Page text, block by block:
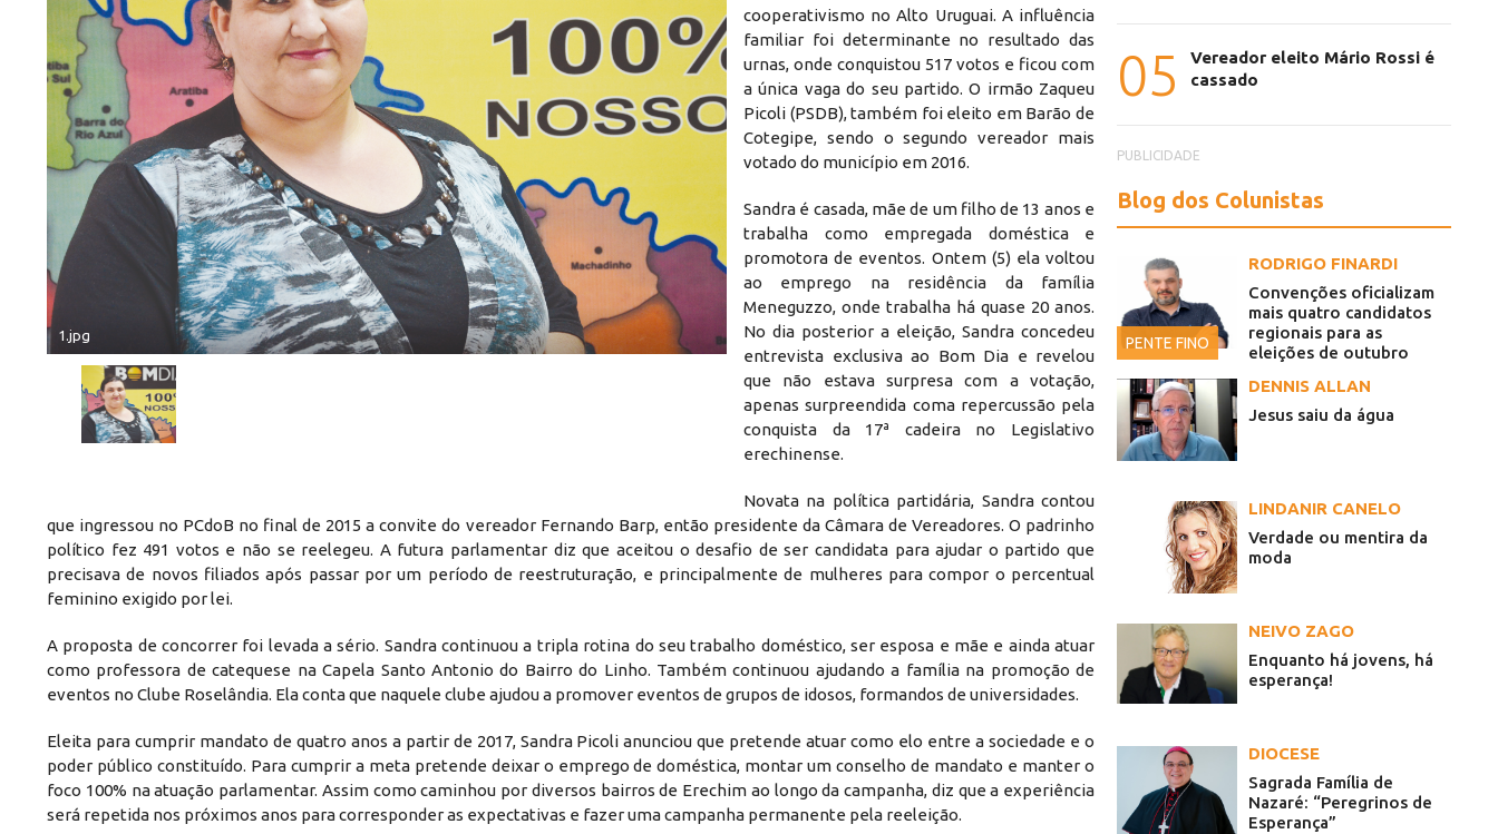
1.jpg
cooperativismo no Alto Uruguai. A influência
familiar foi determinante no resultado das
urnas, onde conquistou 517 votos e ficou com
a única vaga do seu partido. O irmão Zaqueu
Picoli (PSDB), também foi eleito em Barão de
Cotegipe, sendo o segundo vereador mais
votado do município em 2016.
Sandra é casada, mãe de um filho de 13 anos e
trabalha como empregada doméstica e
promotora de eventos. Ontem (5) ela voltou
ao emprego na residência da família
Meneguzzo, onde trabalha há quase 20 anos.
No dia posterior a eleição, Sandra concedeu
entrevista exclusiva ao Bom Dia e revelou
que não estava surpresa com a votação,
apenas surpreendida coma repercussão pela
conquista da 17ª cadeira no Legislativo
erechinense.
Novata na política partidária, Sandra contou
que ingressou no PCdoB no final de 2015 a convite do vereador Fernando Barp, então presidente da Câmara de Vereadores. O padrinho
político fez 491 votos e não se reelegeu. A futura parlamentar diz que aceitou o desafio de ser candidata para ajudar o partido que
precisava de novos filiados após passar por um período de reestruturação, e principalmente de mulheres para compor o percentual
feminino exigido por lei.
A proposta de concorrer foi levada a sério. Sandra continuou a tripla rotina do seu trabalho doméstico, ser esposa e mãe e ainda atuar
como professora de catequese na Capela Santo Antonio do Bairro do Linho. Também continuou ajudando a família na promoção de
eventos no Clube Roselândia. Ela conta que naquele clube ajudou a promover eventos de grupos de idosos, formandos de universidades.
Eleita para cumprir mandato de quatro anos a partir de 2017, Sandra Picoli anunciou que pretende atuar como elo entre a sociedade e o
poder público constituído. Para cumprir a meta pretende deixar o emprego de doméstica, montar um conselho de mandato e manter o
foco 100% na atuação parlamentar. Assim como caminhou por diversos bairros de Erechim ao longo da campanha, diz que a experiência
será repetida nos próximos anos para corresponder as expectativas e fazer uma campanha permanente pela reeleição.
05
Vereador eleito Mário Rossi é
cassado
PUBLICIDADE
Blog dos Colunistas
PENTE FINO
RODRIGO FINARDI
Convenções oficializam
mais quatro candidatos
regionais para as
eleições de outubro
DENNIS ALLAN
Jesus saiu da água
LINDANIR CANELO
Verdade ou mentira da
moda
NEIVO ZAGO
Enquanto há jovens, há
esperança!
DIOCESE
Sagrada Família de
Nazaré: “Peregrinos de
Esperança”